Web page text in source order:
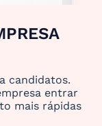
candidatos.
entrar
mais rápidas